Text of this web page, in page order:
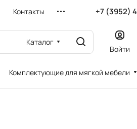
Контакты +7 (3952)
Каталог
Войти
Комплектующие для мягкой мебели